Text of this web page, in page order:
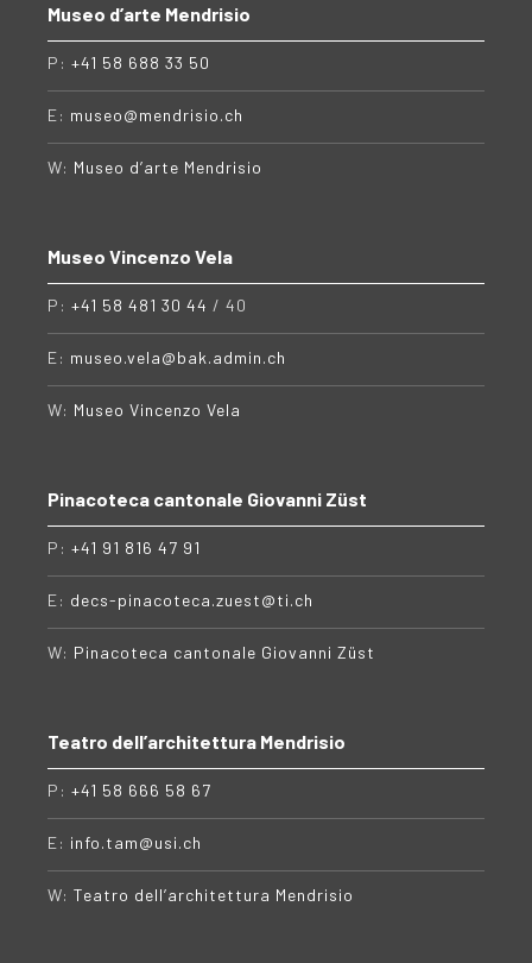
Museo d’arte Mendrisio
P: +41 58 688 33 50
E: museo@mendrisio.ch
W: Museo d’arte Mendrisio
Museo Vincenzo Vela
P: +41 58 481 30 44 / 40
E: museo.vela@bak.admin.ch
W: Museo Vincenzo Vela
Pinacoteca cantonale Giovanni Züst
P: +41 91 816 47 91
E: decs-pinacoteca.zuest@ti.ch
W: Pinacoteca cantonale Giovanni Züst
Teatro dell’architettura Mendrisio
P: +41 58 666 58 67
E: info.tam@usi.ch
W: Teatro dell’architettura Mendrisio